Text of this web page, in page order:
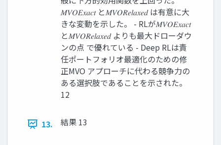
𝑀𝑉𝑂𝐸𝑥𝑎𝑐𝑡 と𝑀𝑉𝑂𝑅𝑒𝑙𝑎𝑥𝑒𝑑 は有意に大
きな変動を示した。 - RLが𝑀𝑉𝑂𝐸𝑥𝑎𝑐𝑡
と𝑀𝑉𝑂𝑅𝑒𝑙𝑎𝑥𝑒𝑑 よりも最大ドローダウ
ンの点 で優れている - Deep RLは責
任ポートフォリオ最適化のための修
正MVO アプローチに代わる競争力の
ある選択肢であることを示された。
12
13. 結果 13